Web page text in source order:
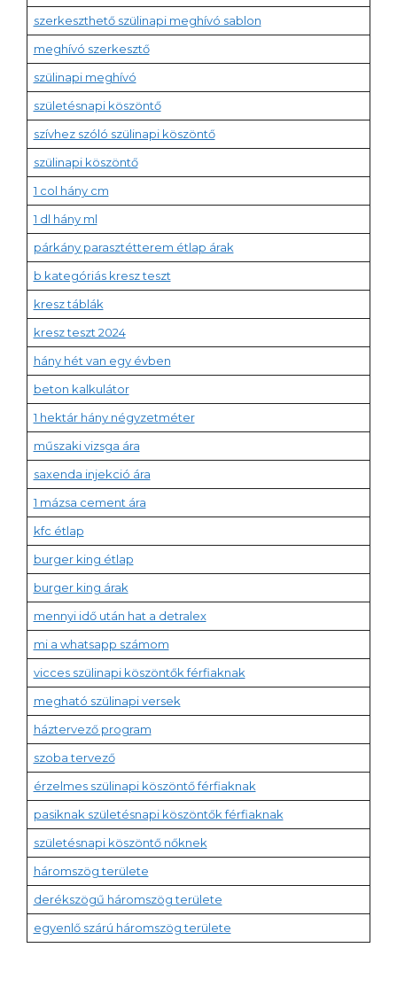
szerkeszthető szülinapi meghívó sablon
meghívó szerkesztő
szülinapi meghívó
születésnapi köszöntő
szívhez szóló szülinapi köszöntő
szülinapi köszöntő
1 col hány cm
1 dl hány ml
párkány parasztétterem étlap árak
b kategóriás kresz teszt
kresz táblák
kresz teszt 2024
hány hét van egy évben
beton kalkulátor
1 hektár hány négyzetméter
műszaki vizsga ára
saxenda injekció ára
1 mázsa cement ára
kfc étlap
burger king étlap
burger king árak
mennyi idő után hat a detralex
mi a whatsapp számom
vicces szülinapi köszöntők férfiaknak
megható szülinapi versek
háztervező program
szoba tervező
érzelmes szülinapi köszöntő férfiaknak
pasiknak születésnapi köszöntők férfiaknak
születésnapi köszöntő nőknek
háromszög területe
derékszögű háromszög területe
egyenlő szárú háromszög területe